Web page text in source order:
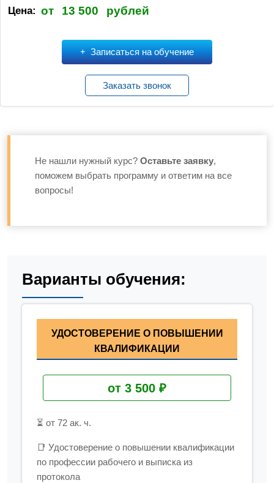
Цена: от 13 500 рублей
Записаться на обучение
Заказать звонок
Не нашли нужный курс? Оставьте заявку,
поможем выбрать программу и ответим на все
вопросы!
Варианты обучения:
УДОСТОВЕРЕНИЕ О ПОВЫШЕНИИ
КВАЛИФИКАЦИИ
от 3 500 ₽
⏳ от 72 ак. ч.
📑 Удостоверение о повышении квалификации
по профессии рабочего и выписка из
протокола